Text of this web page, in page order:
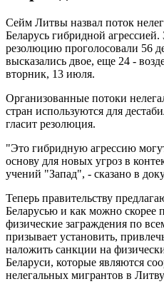
Сейм Литвы назвал поток
Беларусь гибридной
резолюцию проголосовали 56
высказались двое, еще 24 -
вторник, 13 июля.
Организованные потоки
стран используются для
гласит резолюция.
"Это гибридную агрессию
основу для новых угроз в
учений "Запад", - сказано в
Теперь правительству
Беларусью и как можно скорее
физические заграждения по
призывает установить,
наложить санкции на
Беларуси, которые являются
нелегальных мигрантов в